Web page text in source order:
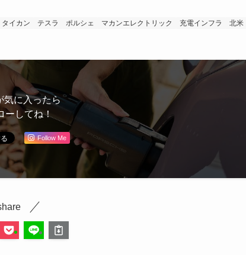
タイカン テスラ ポルシェ マカンエレクトリック 充電インフラ
北米
気に入ったら
ーしてね！
Follow Me